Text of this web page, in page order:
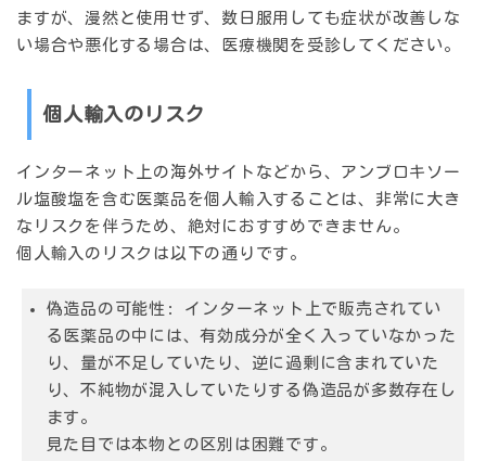
ますが、漫然と使用せず、数日服用しても症状が改善しな
い場合や悪化する場合は、医療機関を受診してください。
個人輸入のリスク
インターネット上の海外サイトなどから、アンブロキソー
ル塩酸塩を含む医薬品を個人輸入することは、非常に大き
なリスクを伴うため、絶対におすすめできません。
個人輸入のリスクは以下の通りです。
偽造品の可能性:
インターネット上で販売されてい
る医薬品の中には、有効成分が全く入っていなかった
り、量が不足していたり、逆に過剰に含まれていた
り、不純物が混入していたりする偽造品が多数存在し
ます。
見た目では本物との区別は困難です。